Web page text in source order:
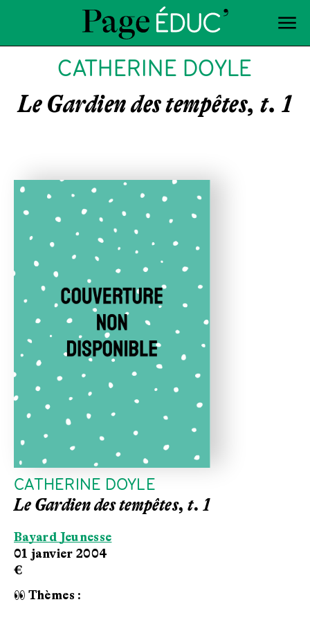
CATHERINE DOYLE
Le Gardien des tempêtes, t. 1
CATHERINE DOYLE
Le Gardien des tempêtes, t. 1
Bayard Jeunesse
01 janvier 2004
€
👀 Thèmes :